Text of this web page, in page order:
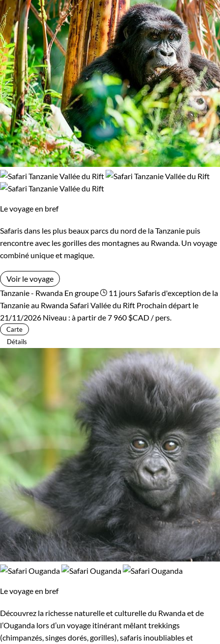
Le voyage en bref
Safaris dans les plus beaux parcs du nord de la Tanzanie puis
rencontre avec les gorilles des montagnes au Rwanda. Un voyage
combiné unique et magique.
Voir le voyage
Tanzanie - Rwanda En groupe 11 jours Safaris d'exception de la
Tanzanie au Rwanda Safari Vallée du Rift Prochain départ le
21/11/2026 Niveau : à partir de7 960 $CAD / pers.
Carte
Détails
Le voyage en bref
Découvrez la richesse naturelle et culturelle du Rwanda et de
l’Ouganda lors d’un voyage itinérant mêlant trekkings
(chimpanzés, singes dorés, gorilles), safaris inoubliables et